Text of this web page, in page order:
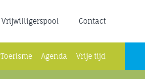
Vrijwilligerspool Contact
Toerisme Agenda Vrije tijd